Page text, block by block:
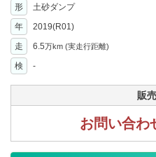
形 土砂ダンプ
年
2019(R01)
走 6.5万km (実走行距離)
検
-
販
お問い合わ